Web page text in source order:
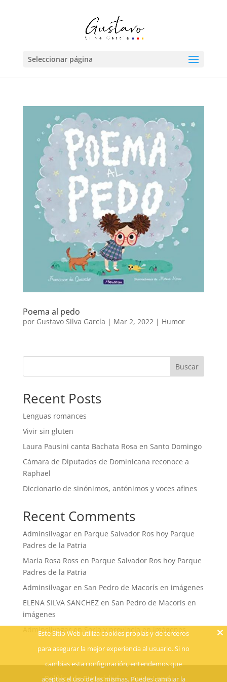
Seleccionar página
Poema al pedo
por Gustavo Silva García | Mar 2, 2022| Humor
Buscar
Recent Posts
Lenguas romances
Vivir sin gluten
Laura Pausini canta Bachata Rosa en Santo Domingo
Cámara de Diputados de Dominicana reconoce a
Raphael
Diccionario de sinónimos, antónimos y voces afines
Recent Comments
Adminsilvagaren Parque Salvador Ros hoy Parque
Padres de la Patria
María Rosa Ross en Parque Salvador Ros hoy Parque
Padres de la Patria
Adminsilvagaren San Pedro de Macorís en imágenes
ELENA SILVA SANCHEZen San Pedro de Macorís en
imágenes
Adminsilvagaren Soria y provincia en imágenes
Política de Privacidad Aviso Legal
Este Sitio Web utiliza cookies propias y de terceros
para asegurar la mejor experiencia al usuario. Si no
cambias esta configuración, entendemos que
aceptas el uso de las mismas. Puedes cambiar la